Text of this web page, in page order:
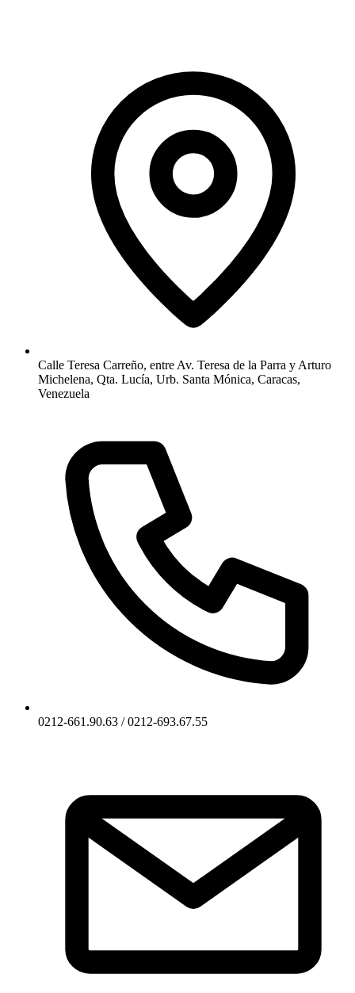
Calle Teresa Carreño, entre Av. Teresa de la Parra y Arturo
Michelena, Qta. Lucía, Urb. Santa Mónica, Caracas,
Venezuela
0212-661.90.63 / 0212-693.67.55